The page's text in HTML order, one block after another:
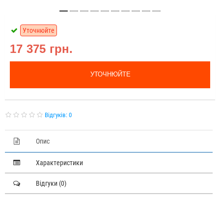
17 375 грн.
Уточнюйте
УТОЧНЮЙТЕ
Відгуків: 0
Опис
Характеристики
Відгуки (0)